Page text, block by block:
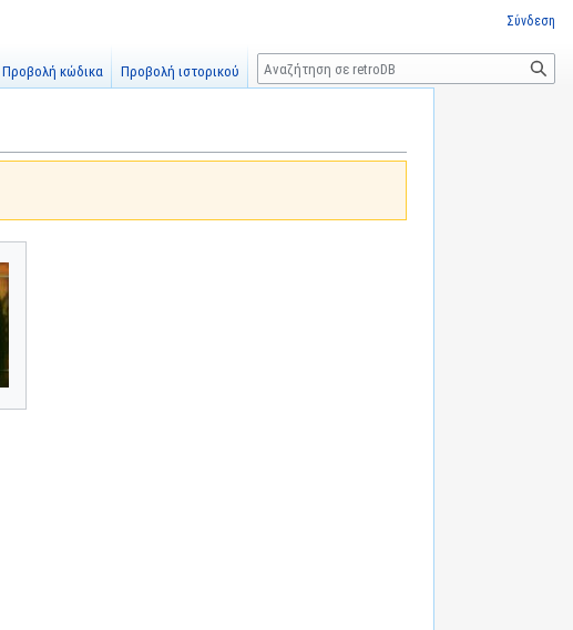
Σύνδεση
Προβολή κώδικα Προβολή ιστορικού
Αναζήτηση